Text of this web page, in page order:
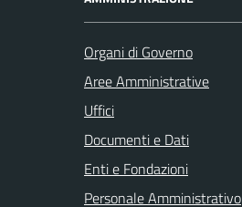
Organi di Governo
Aree Amministrative
Uffici
Documenti e Dati
Enti e Fondazioni
Personale Amministrativo